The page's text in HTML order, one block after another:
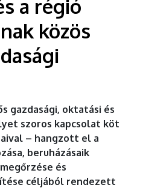
a régió
közös
gazdasági, oktatási és
szoros kapcsolat köt
– hangzott el a
beruházásaik
és
céljából rendezett